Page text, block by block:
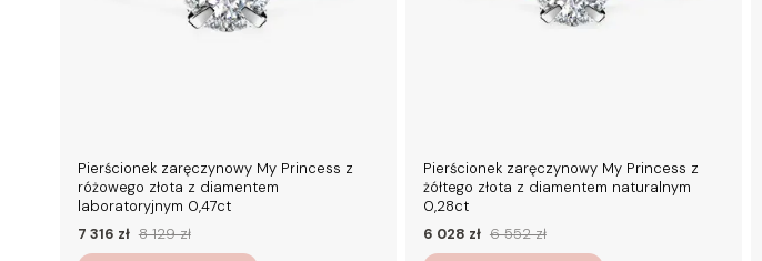
Pierścionek zaręczynowy My Princess z
różowego złota z diamentem
laboratoryjnym 0,47ct
7 316 zł 8 129 zł
Pierścionek zaręczynowy My Princess z
żółtego złota z diamentem naturalnym
0,28ct
6 028 zł 6 552 zł